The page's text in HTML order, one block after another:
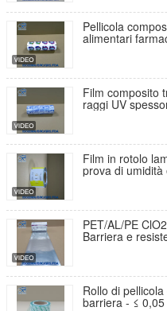
Pellicola
alimentari
Film composito
raggi UV
Film in rotolo
prova di umidità
PET/AL/PE
Barriera e
Rollo di
barriera - ≤